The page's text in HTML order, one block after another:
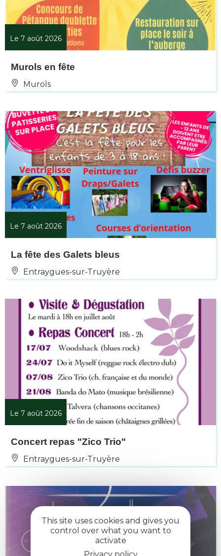
Le 7 août 2026
Murols en fête
Murols
Le 7 août 2026
La fête des Galets bleus
Entraygues-sur-Truyère
Le 7 août 2026
Concert repas "Zico Trio"
Entraygues-sur-Truyère
This site uses cookies and gives you
control over what you want to
activate
Privacy policy